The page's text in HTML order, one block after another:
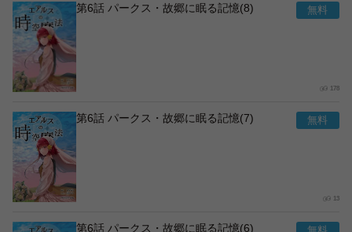
第6話 パークス・故郷に眠る記憶(8)
178
第6話 パークス・故郷に眠る記憶(7)
13
第6話 パークス・故郷に眠る記憶(6)